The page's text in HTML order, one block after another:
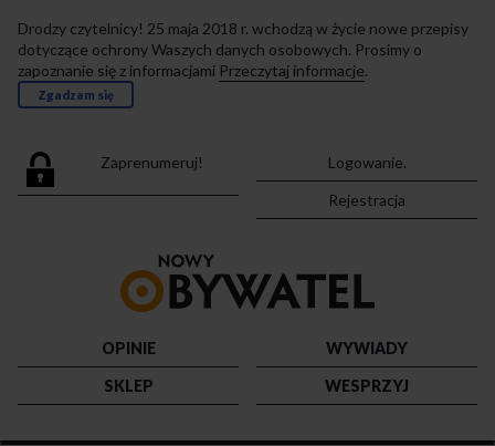
Drodzy czytelnicy! 25 maja 2018 r. wchodzą w życie nowe przepisy
dotyczące ochrony Waszych danych osobowych. Prosimy o
zapoznanie się z informacjami Przeczytaj informacje.
Zgadzam się
Zaprenumeruj!
Logowanie.
Rejestracja
strony
OPINIE
WYWIADY
SKLEP
WESPRZYJ